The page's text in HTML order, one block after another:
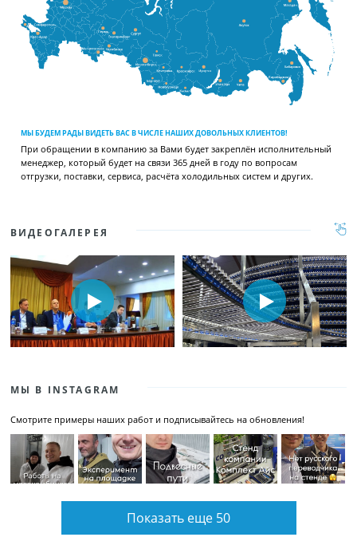
МЫ БУДЕМ РАДЫ ВИДЕТЬ ВАС В ЧИСЛЕ НАШИХ ДОВОЛЬНЫХ КЛИЕНТОВ!
При обращении в компанию за Вами будет закреплён исполнительный
менеджер, который будет на связи 365 дней в году по вопросам
отгрузки, поставки, сервиса, расчёта холодильных систем и других.
ВИДЕОГАЛЕРЕЯ
МЫ В INSTAGRAM
Смотрите примеры наших работ и подписывайтесь на обновления!
Показать еще 50